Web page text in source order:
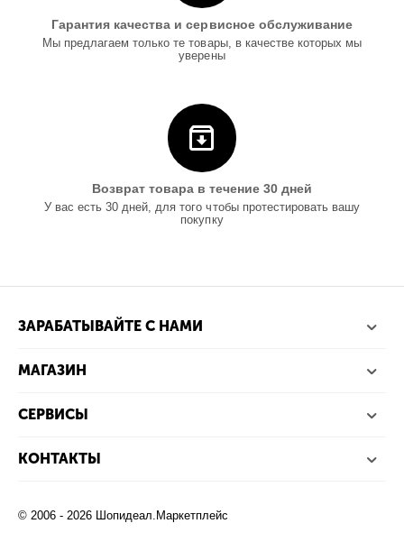
Гарантия качества и сервисное обслуживание
Мы предлагаем только те товары, в качестве которых мы
уверены
Возврат товара в течение 30 дней
У вас есть 30 дней, для того чтобы протестировать вашу
покупку
ЗАРАБАТЫВАЙТЕ С НАМИ
МАГАЗИН
СЕРВИСЫ
КОНТАКТЫ
© 2006 - 2026 Шопидеал.Маркетплейс